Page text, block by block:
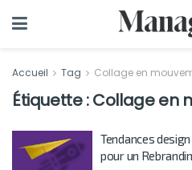
Accueil Tag Collage en
Étiquette :Collage en
Tendances
pour un